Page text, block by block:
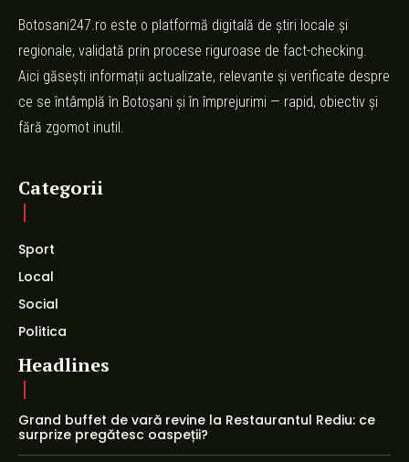
Botosani247.ro este o platformă digitală de știri locale și
regionale, validată prin procese riguroase de fact-checking.
Aici găsești informații actualizate, relevante și verificate despre
ce se întâmplă în Botoșani și în împrejurimi — rapid, obiectiv și
fără zgomot inutil.
Categorii
Sport
Local
Social
Politica
Headlines
Grand buffet de vară revine la Restaurantul Rediu: ce
surprize pregătesc oaspeții?